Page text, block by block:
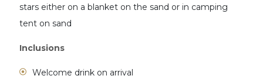
stars either on a blanket on the sand or in camping
tent on sand
Inclusions
Welcome drink on arrival